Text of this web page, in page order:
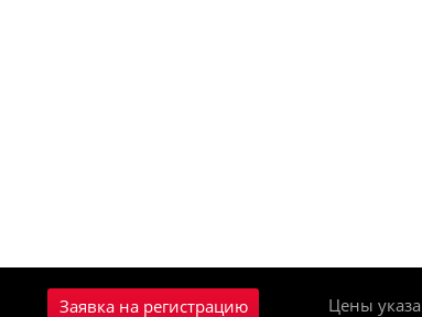
Заявка на регистрацию Цены